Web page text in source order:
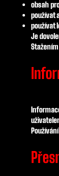
obsah
používat
používat
Je